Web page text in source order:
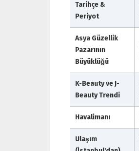
Tarihçe &
Periyot
Asya Güzellik
Pazarının
Büyüklüğü
K-Beauty ve J-
Beauty Trendi
Havalimanı
Ulaşım